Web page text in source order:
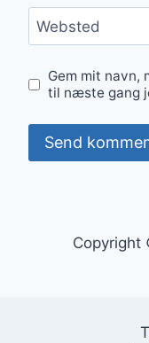
Websted
Gem mit navn,
til næste gang
Copyright